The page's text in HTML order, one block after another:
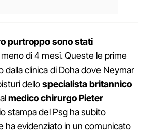
purtroppo sono stati
di 4 mesi. Queste le prime
dalla clinica di Doha dove Neymar
dellospecialista britannico
medico chirurgo Pieter
stampa del Psg ha subito
ha evidenziato in un comunicato